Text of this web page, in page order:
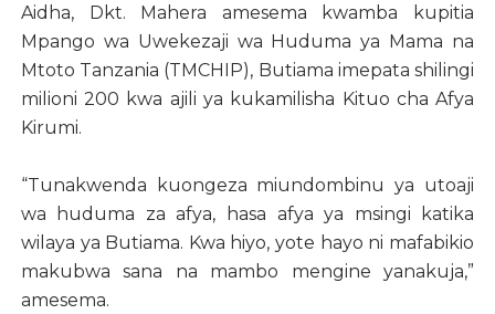
Aidha, Dkt. Mahera amesema kwamba kupitia
Mpango wa Uwekezaji wa Huduma ya Mama na
Mtoto Tanzania (TMCHIP), Butiama imepata shilingi
milioni 200 kwa ajili ya kukamilisha Kituo cha Afya
Kirumi.
“Tunakwenda kuongeza miundombinu ya utoaji
wa huduma za afya, hasa afya ya msingi katika
wilaya ya Butiama. Kwa hiyo, yote hayo ni mafabikio
makubwa sana na mambo mengine yanakuja,”
amesema.